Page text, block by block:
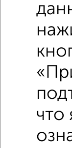
Похожие
1‑комнатные
что